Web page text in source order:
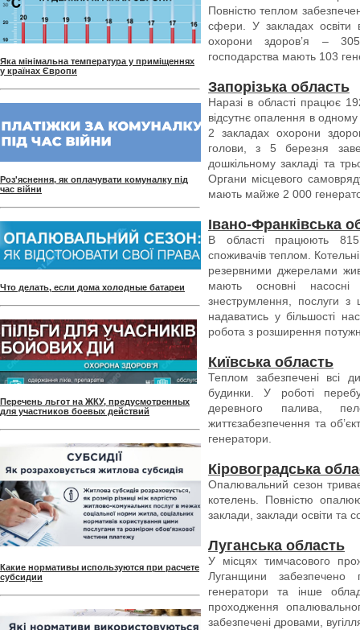
Яка мінімальна температура у приміщеннях
у країнах Європи
Роз'яснення, як оплачувати комуналку під
час війни
Что делать, если дома холодные батареи
Перечень льгот на ЖКУ, предусмотренных
для участников боевых действий
Какие нормативы используются при расчете
субсидии
Повністю теплом
сфери. У закладах освіти
охорони здоров’я – 305.
господарства мають 103
Запорізька область
Наразі в області працює
відсутнє опалення в
2 закладах охорони
голови, з 5 березня
дошкільному закладі та
Органи місцевого
мають майже 2 000
Івано-Франківська
В області працюють 815
споживачів теплом.
резервними джерелами
мають основні
знеструмлення, послуги з
надаватись у більшості
робота з розширення
Київська область
Теплом забезпечені всі
будинки. У роботі
деревного палива,
життєзабезпечення та
генератори.
Кіровоградська
Опалювальний сезон
котелень. Повністю
заклади, заклади освіти та
Луганська область
У місцях тимчасового
Луганщини забезпечено
генератори та інше
проходження
забезпечені дровами,